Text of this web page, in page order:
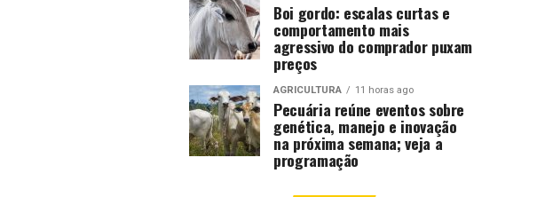
Boi gordo: escalas curtas e
comportamento mais
agressivo do comprador puxam
preços
AGRICULTURA 11 horas ago
Pecuária reúne eventos sobre
genética, manejo e inovação
na próxima semana; veja a
programação